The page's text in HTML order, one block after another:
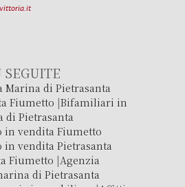
SEGUITE
di Pietrasanta
Fiumetto |Bifamiliari in
di Pietrasanta
in vendita Fiumetto
in vendita Pietrasanta
Fiumetto |Agenzia
di Pietrasanta